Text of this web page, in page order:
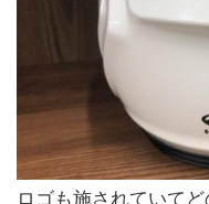
ロゴも施されていて